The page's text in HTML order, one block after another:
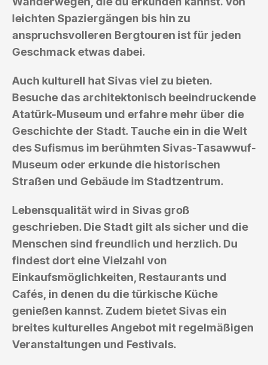
leichten Spaziergängen bis hin zu
anspruchsvolleren Bergtouren ist für jeden
Geschmack etwas dabei.
Auch kulturell hat Sivas viel zu bieten.
Besuche das architektonisch beeindruckende
Atatürk-Museum und erfahre mehr über die
Geschichte der Stadt. Tauche ein in die Welt
des Sufismus im berühmten Sivas-Tasawwuf-
Museum oder erkunde die historischen
Straßen und Gebäude im Stadtzentrum.
Lebensqualität wird in Sivas groß
geschrieben. Die Stadt gilt als sicher und die
Menschen sind freundlich und herzlich. Du
findest dort eine Vielzahl von
Einkaufsmöglichkeiten, Restaurants und
Cafés, in denen du die türkische Küche
genießen kannst. Zudem bietet Sivas ein
breites kulturelles Angebot mit regelmäßigen
Veranstaltungen und Festivals.